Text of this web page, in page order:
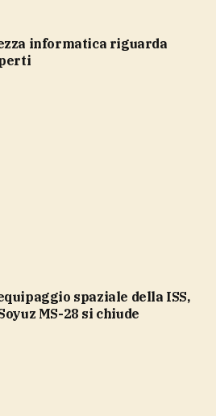
MS-28 si chiude